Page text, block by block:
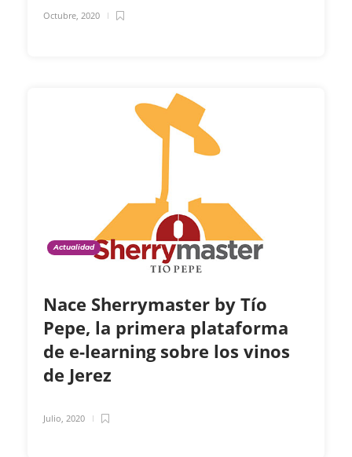
Octubre, 2020
Actualidad
Nace Sherrymaster by Tío
Pepe, la primera plataforma
de e-learning sobre los vinos
de Jerez
Julio, 2020